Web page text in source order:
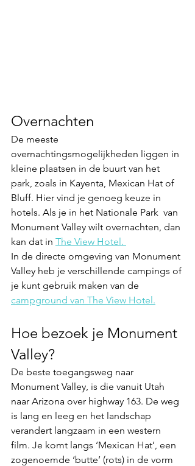
Overnachten
De meeste
overnachtingsmogelijkheden liggen in
kleine plaatsen in de buurt van het
park, zoals in Kayenta, Mexican Hat of
Bluff. Hier vind je genoeg keuze in
hotels. Als je in het Nationale Park  van
Monument Valley wilt overnachten, dan
kan dat in The View Hotel.
In de directe omgeving van Monument
Valley heb je verschillende campings of
je kunt gebruik maken van de
campground van The View Hotel.
Hoe bezoek je Monument
Valley?
De beste toegangsweg naar
Monument Valley, is die vanuit Utah
naar Arizona over highway 163. De weg
is lang en leeg en het landschap
verandert langzaam in een western
film. Je komt langs ‘Mexican Hat’, een
zogenoemde ‘butte’ (rots) in de vorm